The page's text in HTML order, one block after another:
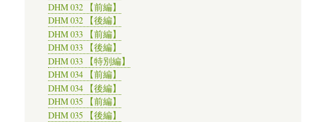
DHM 032 【前編】
DHM 032 【後編】
DHM 033 【前編】
DHM 033 【後編】
DHM 033 【特別編】
DHM 034 【前編】
DHM 034 【後編】
DHM 035 【前編】
DHM 035 【後編】